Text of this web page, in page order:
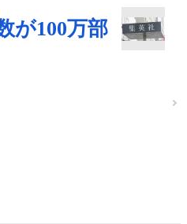
が100万部